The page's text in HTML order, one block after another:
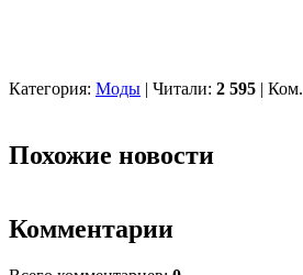
Категория: Моды | Читали: 2 595 | Ком.
Похожие новости
Комментарии